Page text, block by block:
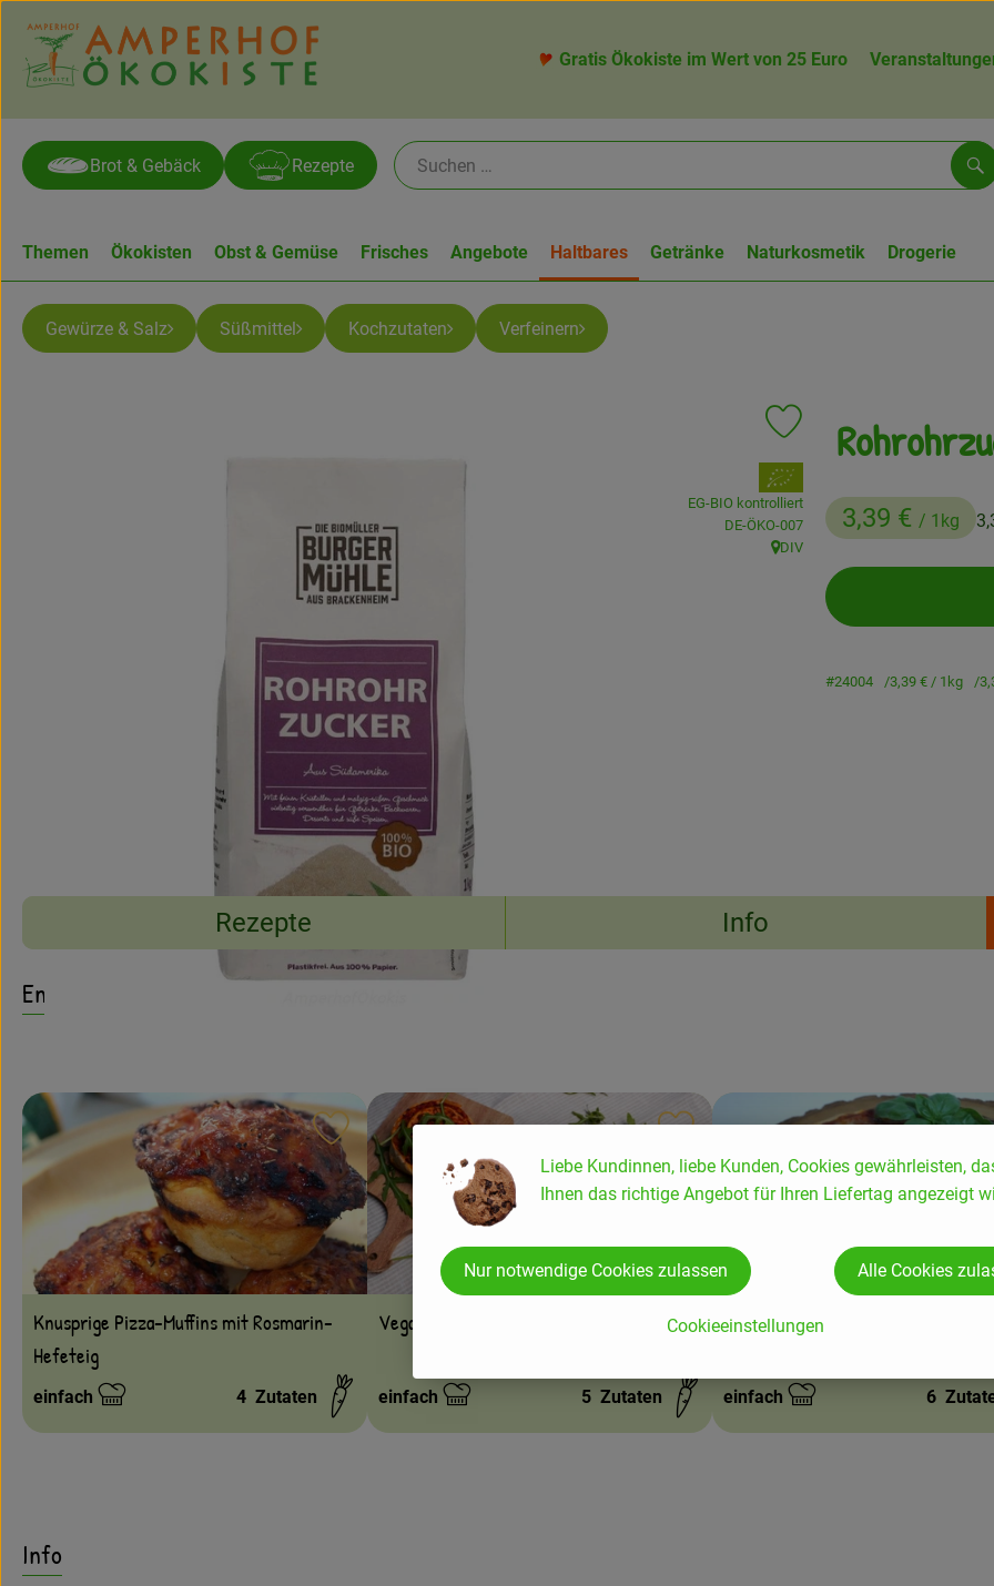
Gratis Ökokiste im Wert von 25 Euro
Brot & Gebäck Rezepte
Themen Ökokisten Obst & Gemüse Frisches Angebote Haltbares Getränke Naturkosmetik Drogerie
Gewürze & Salz Süßmittel Kochzutaten Verfeinern
3,39 € / 1kg
Produkt zu Favouriten
, Verband:
EG-BIO kontrolliert
, Kontrollstelle:
DE-ÖKO-007
, Herkunft:
DIV
#24004 3,39 € / 1kg
Rezepte Info
Entdecke passende Rezepte
Knusprige Pizza-Muffins mit Rosmarin-
Hefeteig
Schwierigkeit:
einfach 4 Zutaten
Rezept zu Favouriten hinzufügen
Vegane Pizzaschnecken
Schwierigkeit:
einfach 5 Zutaten
Pizzateig mit verschiedenen
Schwierigkeit:
einfach 6
Info
Liebe Kundinnen, liebe Kunden, Cookies gewährleisten,
Ihnen das richtige Angebot für Ihren Liefertag angezeigt
Cookieeinstellungen
Nur notwendige Cookies zulassen Alle Cookies